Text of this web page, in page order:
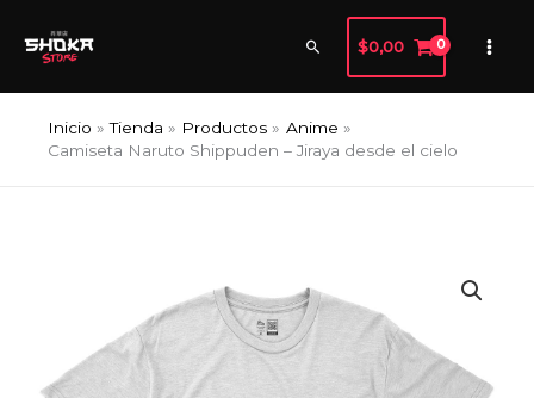
Buscar
$0,00
Inicio Tienda Productos
Anime
Camiseta Naruto Shippuden – Jiraya desde el cielo
Jiraya